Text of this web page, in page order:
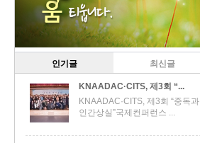
인기글 최신글
KNAADAC·CITS, 제3회 “...
KNAADAC·CITS, 제3회 “중독과
인간상실”국제컨퍼런스 ...